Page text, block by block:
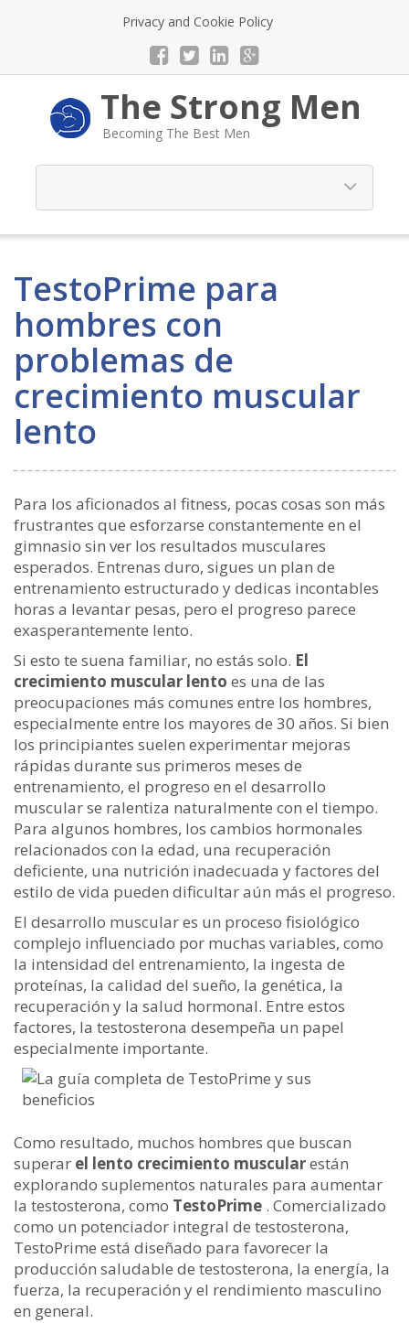
Privacy and Cookie Policy
The Strong Men
Becoming The Best Men
TestoPrime para
hombres con
problemas de
crecimiento muscular
lento
Para los aficionados al fitness, pocas cosas son más
frustrantes que esforzarse constantemente en el
gimnasio sin ver los resultados musculares
esperados. Entrenas duro, sigues un plan de
entrenamiento estructurado y dedicas incontables
horas a levantar pesas, pero el progreso parece
exasperantemente lento.
Si esto te suena familiar, no estás solo. El
crecimiento muscular lento es una de las
preocupaciones más comunes entre los hombres,
especialmente entre los mayores de 30 años. Si bien
los principiantes suelen experimentar mejoras
rápidas durante sus primeros meses de
entrenamiento, el progreso en el desarrollo
muscular se ralentiza naturalmente con el tiempo.
Para algunos hombres, los cambios hormonales
relacionados con la edad, una recuperación
deficiente, una nutrición inadecuada y factores del
estilo de vida pueden dificultar aún más el progreso.
El desarrollo muscular es un proceso fisiológico
complejo influenciado por muchas variables, como
la intensidad del entrenamiento, la ingesta de
proteínas, la calidad del sueño, la genética, la
recuperación y la salud hormonal. Entre estos
factores, la testosterona desempeña un papel
especialmente importante.
Como resultado, muchos hombres que buscan
superar el lento crecimiento muscularestán
explorando suplementos naturales para aumentar
la testosterona, como TestoPrime . Comercializado
como un potenciador integral de testosterona,
TestoPrime está diseñado para favorecer la
producción saludable de testosterona, la energía, la
fuerza, la recuperación y el rendimiento masculino
en general.